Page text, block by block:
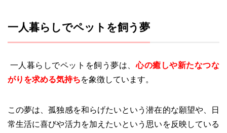
一人暮らしでペットを飼う夢
一人暮らしでペットを飼う夢は、心の癒しや新たなつな
がりを求める気持ちを象徴しています。
この夢は、孤独感を和らげたいという潜在的な願望や、日
常生活に喜びや活力を加えたいという思いを反映している